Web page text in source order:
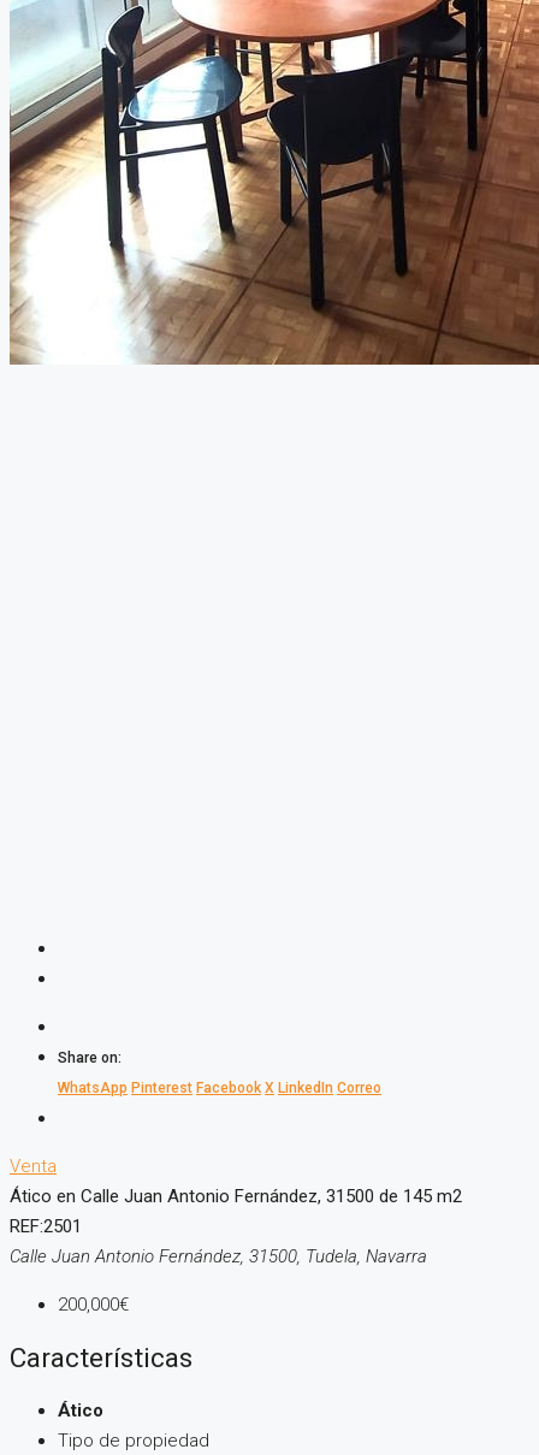
Share on:
WhatsApp Pinterest Facebook X LinkedIn Correo
Venta
Ático en Calle Juan Antonio Fernández, 31500 de 145 m2
REF:2501
Calle Juan Antonio Fernández, 31500, Tudela, Navarra
200,000€
Características
Ático
Tipo de propiedad